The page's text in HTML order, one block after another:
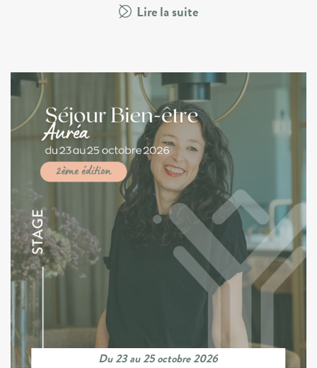
Lire la suite
Du 23 au 25 octobre 2026